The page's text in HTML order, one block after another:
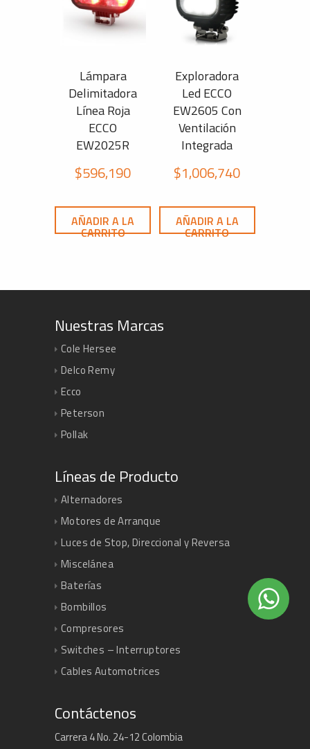
Lámpara
Delimitadora
Línea Roja
ECCO
EW2025R
$596,190
AÑADIR A LA
CARRITO
Exploradora
Led ECCO
EW2605 Con
Ventilación
Integrada
$1,006,740
AÑADIR A LA
CARRITO
Nuestras Marcas
Cole Hersee
Delco Remy
Ecco
Peterson
Pollak
Líneas de Producto
Alternadores
Motores de Arranque
Luces de Stop, Direccional y Reversa
Miscelánea
Baterías
Bombillos
Compresores
Switches – Interruptores
Cables Automotrices
Contáctenos
Carrera 4 No. 24-12 Colombia